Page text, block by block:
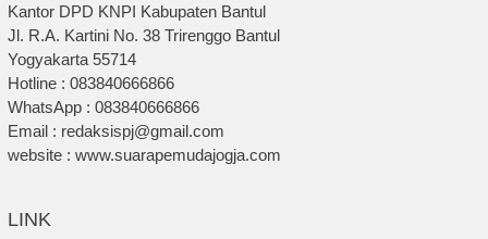
Kantor DPD KNPI Kabupaten Bantul
Jl. R.A. Kartini No. 38 Trirenggo Bantul
Yogyakarta 55714
Hotline : 083840666866
WhatsApp : 083840666866
Email : redaksispj@gmail.com
website : www.suarapemudajogja.com
LINK